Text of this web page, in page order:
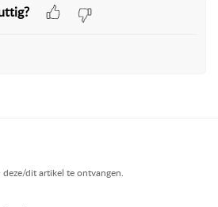
dit artikel te ontvangen.